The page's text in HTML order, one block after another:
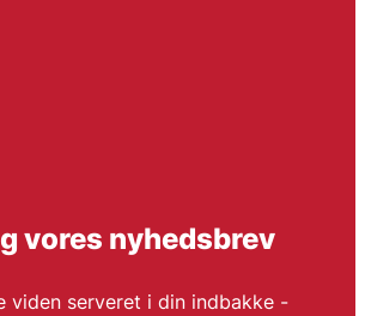
vores nyhedsbrev
viden serveret i din indbakke -